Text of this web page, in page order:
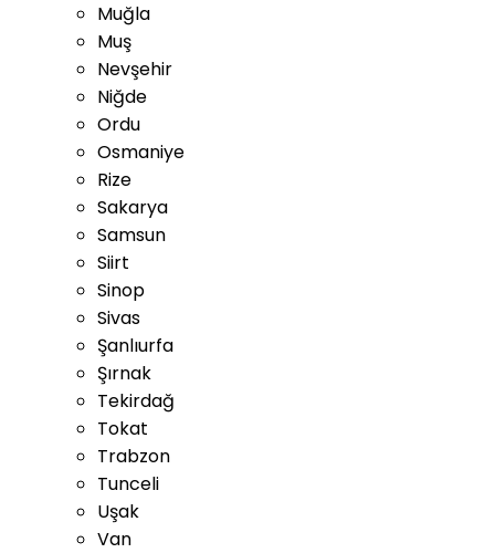
Muğla
Muş
Nevşehir
Niğde
Ordu
Osmaniye
Rize
Sakarya
Samsun
Siirt
Sinop
Sivas
Şanlıurfa
Şırnak
Tekirdağ
Tokat
Trabzon
Tunceli
Uşak
Van